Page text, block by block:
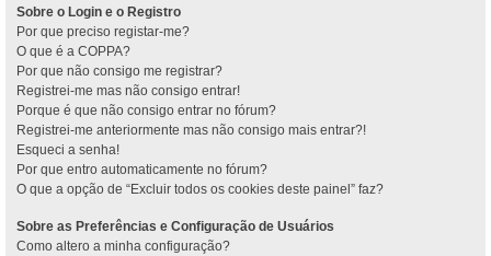
Sobre o Login e o Registro
Por que preciso registar-me?
O que é a COPPA?
Por que não consigo me registrar?
Registrei-me mas não consigo entrar!
Porque é que não consigo entrar no fórum?
Registrei-me anteriormente mas não consigo mais entrar?!
Esqueci a senha!
Por que entro automaticamente no fórum?
O que a opção de “Excluir todos os cookies deste painel” faz?
Sobre as Preferências e Configuração de Usuários
Como altero a minha configuração?